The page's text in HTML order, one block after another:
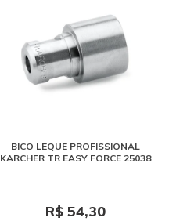
BICO LEQUE PROFISSIONAL
KARCHER TR EASY FORCE 25038
R$ 54,30